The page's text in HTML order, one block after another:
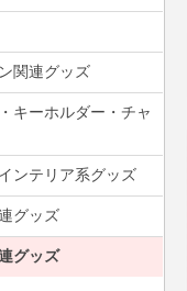
関連グッズ
キーホルダー・チャ
ンテリア系グッズ
グッズ
グッズ